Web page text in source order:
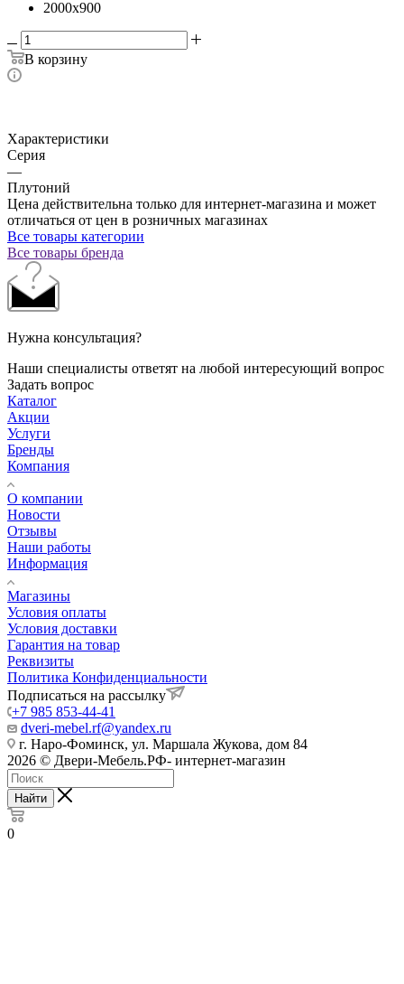
2000x900
В корзину
Характеристики
Серия
—
Плутоний
Цена действительна только для интернет-магазина и может
отличаться от цен в розничных магазинах
Все товары категории
Все товары бренда
Нужна консультация?
Наши специалисты ответят на любой интересующий вопрос
Задать вопрос
Каталог
Акции
Услуги
Бренды
Компания
О компании
Новости
Отзывы
Наши работы
Информация
Магазины
Условия оплаты
Условия доставки
Гарантия на товар
Реквизиты
Политика Конфиденциальности
Подписаться на рассылку
+7 985 853-44-41
dveri-mebel.rf@yandex.ru
г. Наро-Фоминск, ул. Маршала Жукова, дом 84
2026 © Двери-Мебель.РФ- интернет-магазин
Найти
0